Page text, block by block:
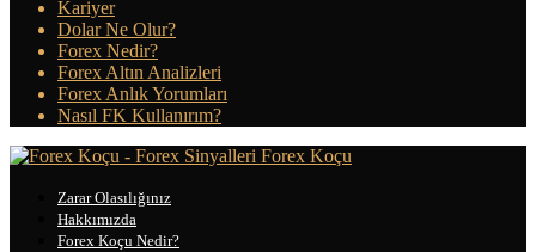
Kariyer
Dolar Ne Olur?
Forex Nedir?
Forex Altın Analizleri
Forex Anlık Yorumları
Nasıl FK Kullanırım?
Forex Koçu
Zarar Olasılığınız
Hakkımızda
Forex Koçu Nedir?